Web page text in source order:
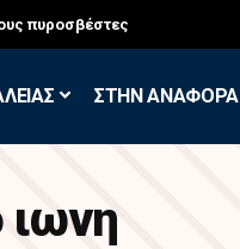
πυροσβέστες
ΣΤΗΝ ΑΝΑΦΟΡΑ
ιωνη